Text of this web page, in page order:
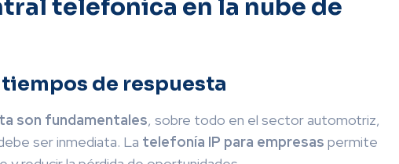
telefónica en la nube de
de respuesta
son fundamentales, sobre todo en el sector automotriz,
ser inmediata. La telefonía IP para empresas permite